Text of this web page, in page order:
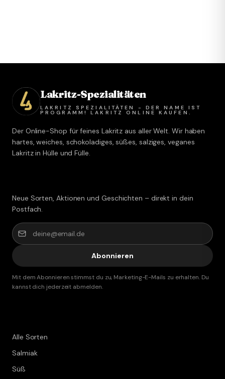
Lakritz-Spezialitäten
LAKRITZ SPEZIALITÄTEN - DER NAME IST
PROGRAMM! LAKRITZ ONLINE KAUFEN.
Der Online-Shop für feines Lakritz aus aller Welt. Wir haben
hartes, weiches, schokoladiges, süßes, salziges, veganes
Lakritz in Hülle und Fülle.
Neue Sorten, Aktionen und Geschichten – direkt in dein
Postfach.
Abonnieren
Mit dem Abonnieren stimmst du zu, Marketing-E-Mails zu erhalten. Du
kannst dich jederzeit abmelden.
Alle Sorten
Salmiak
Süß